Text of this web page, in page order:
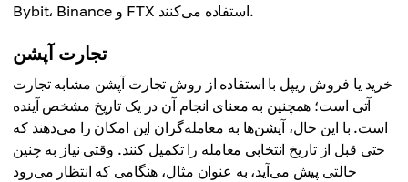
Bybit، Binance و FTX استفاده می‌کنند.
تجارت آپشن
خرید یا فروش ریپل با استفاده از روش تجارت آپشن مشابه تجارت
آتی است؛ همچنین به معنای انجام آن در یک تاریخ مشخص آینده
است. با این حال، آپشن‌ها به معامله‌گران این امکان را می‌دهند که
حتی قبل از تاریخ انتخابی معامله را تکمیل کنند. وقتی نیاز به چنین
حالتی پیش می‌آید، به عنوان مثال، هنگامی که انتظار می‌رود